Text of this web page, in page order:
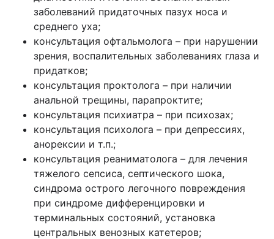
заболеваний придаточных пазух носа и
среднего уха;
консультация офтальмолога – при нарушении
зрения, воспалительных заболеваниях глаза и
придатков;
консультация проктолога – при наличии
анальной трещины, парапроктите;
консультация психиатра – при психозах;
консультация психолога – при депрессиях,
анорексии и т.п.;
консультация реаниматолога – для лечения
тяжелого сепсиса, септического шока,
синдрома острого легочного повреждения
при синдроме дифференцировки и
терминальных состояний, установка
центральных венозных катетеров;